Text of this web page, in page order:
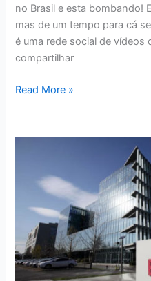
no Brasil e esta bombando!
mas de um tempo para cá
é uma rede social de
compartilhar
GANHE
COM
O
Read More »